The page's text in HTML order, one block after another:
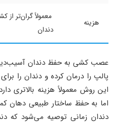
هزینه
معمولاً گران‌تر از
دندان
عصب ‌کشی به حفظ دندان
پالپ را درمان کرده و دندان را
این روش معمولاً هزینه بالاتری
اما به حفظ ساختار طبیعی دهان
دندان زمانی توصیه می‌شود که